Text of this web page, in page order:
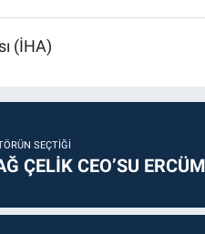
(İHA)
SEÇTIĞI
ÇELİK CEO’SU